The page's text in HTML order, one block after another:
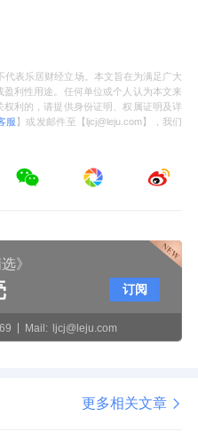
代表乐居财经立场。本文旨在为满足广大
利性用途。任何单位或个人认为本文来
利的，请提供身份证明、权属证明及详
服 】或发邮件至【ljcj@leju.com】，我们
》
Mail: ljcj@leju.com
订阅
更多相关文章